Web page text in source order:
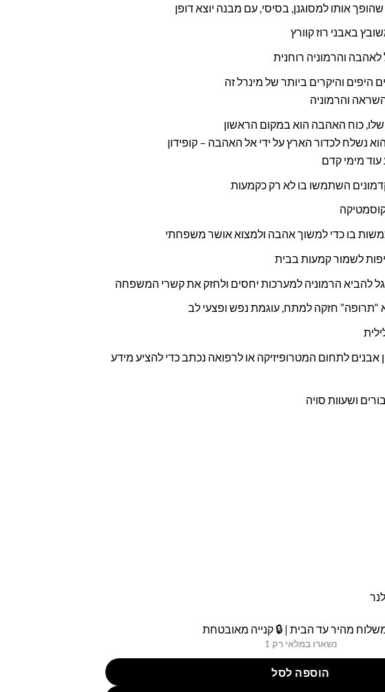
אותו למסוגנן, בסיסי, עם מבנה יוצא דופן
באבני רוז קוורץ
לאהבה והרמוניה רוחנית
היפים והיקרים ביותר של מינרל זה
והרמוניה
שלו, כוח האהבה הוא במקום הראשון
נשלח לכדור הארץ על ידי אל האהבה – קופידון
עוד מימי קדם
השתמשו בו לא רק כקמעות
בו כדי למשוך אהבה ולמצוא אושר משפחתי
לשמור קמעות בבית
להביא הרמוניה למערכות יחסים ולחזק את קשרי המשפחה
“תרופה” חזקה למתח, עוגמת נפש ופצעי לב
אבנים לתחום המטרופיזיקה או לרפואה נכתב כדי להציע מידע
מהיר עד הבית | 🔒 קנייה מאובטחת
נשארו במלאי רק 1
הוספה לסל